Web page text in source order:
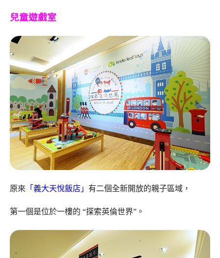
兒童遊戲室
原來 「義大天悅飯店」 有二個全新開放的親子區域，
第一個是位於一樓的 “探索英倫世界”。